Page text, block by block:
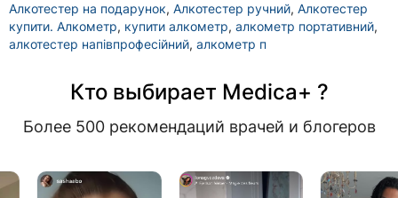
Алкотестер на подарунок, Алкотестер ручний, Алкотестер
купити. Алкометр, купити алкометр, алкометр портативний,
алкотестер напівпрофесійний, алкометр п
Кто выбирает Medica+ ?
Более 500 рекомендаций врачей и блогеров